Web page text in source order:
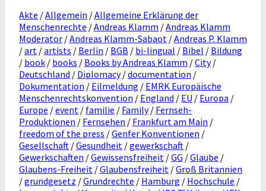
Akte /Allgemein /Allgemeine Erklärung der
Menschenrechte /Andreas Klamm /Andreas Klamm
Moderator /Andreas Klamm-Sabaot /Andreas P. Klamm
/art /artists / Berlin / BGB / bi-lingual / Bibel / Bildung
/ book / books / Books by Andreas Klamm /City/
Deutschland / Diplomacy/documentation /
Dokumentation / Eilmeldung / EMRK Europäische
Menschenrechtskonvention / England / EU / Europa /
Europe /event / familie / Family/ Fernseh-
Produktionen / Fernsehen / Frankfurt am Main /
freedom of the press /Genfer Konventionen /
Gesellschaft /Gesundheit /gewerkschaft /
Gewerkschaften /Gewissensfreiheit /GG /Glaube /
Glaubens-Freiheit /Glaubensfreiheit /Groß Britannien
/grundgesetz /Grundrechte / Hamburg / Hochschule /